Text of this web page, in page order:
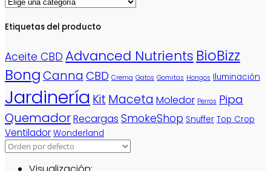
Etiquetas del producto
Aceite CBD Advanced Nutrients BioBizz
BongCanna CBD Crema Gatos Gomitas Hongos Iluminación
Jardinería Kit Maceta Moledor Perros Pipa
QuemadorRecargas SmokeShop Snuffer Top Crop
Ventilador Wonderland